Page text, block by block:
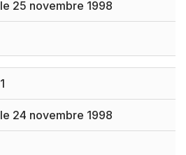
le 25 novembre 1998
1
le 24 novembre 1998